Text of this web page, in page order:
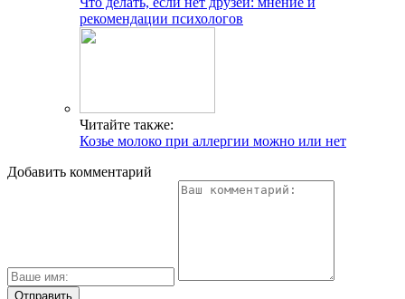
рекомендации психологов
Читайте также:
Козье молоко при аллергии можно или нет
Добавить комментарий